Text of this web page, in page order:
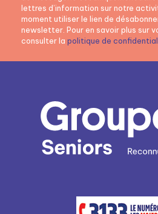
lettres d’information sur notre
moment utiliser le lien de
newsletter. Pour en savoir plus sur
consulter la politique de